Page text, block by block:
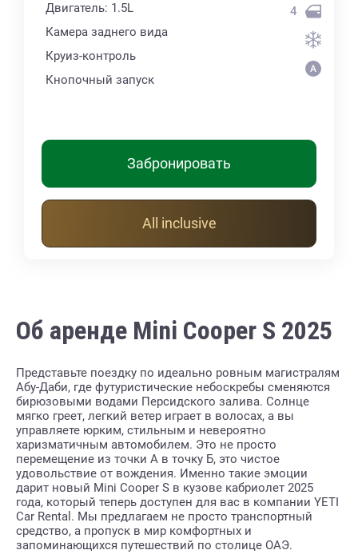
Двигатель: 1.5L
Камера заднего вида
Круиз-контроль
Кнопочный запуск
4
Забронировать
All inclusive
Об аренде Mini Cooper S 2025
Представьте поездку по идеально ровным магистралям
Абу-Даби, где футуристические небоскребы сменяются
бирюзовыми водами Персидского залива. Солнце
мягко греет, легкий ветер играет в волосах, а вы
управляете юрким, стильным и невероятно
харизматичным автомобилем. Это не просто
перемещение из точки А в точку Б, это чистое
удовольствие от вождения. Именно такие эмоции
дарит новый Mini Cooper S в кузове кабриолет 2025
года, который теперь доступен для вас в компании YETI
Car Rental. Мы предлагаем не просто транспортный
средство, а пропуск в мир комфортных и
запоминающихся путешествий по столице ОАЭ.